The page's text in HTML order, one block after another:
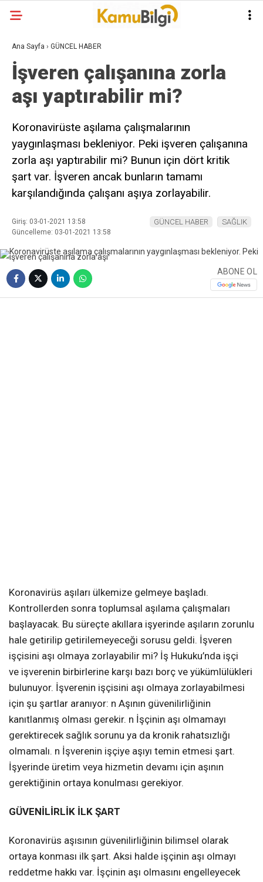
Ana Sayfa › GÜNCEL HABER
İşveren çalışanına zorla
aşı yaptırabilir mi?
Koronavirüste aşılama çalışmalarının
yaygınlaşması bekleniyor. Peki işveren çalışanına
zorla aşı yaptırabilir mi? Bunun için dört kritik
şart var. İşveren ancak bunların tamamı
karşılandığında çalışanı aşıya zorlayabilir.
Giriş: 03-01-2021 13:58
Güncelleme: 03-01-2021 13:58
GÜNCEL HABER SAĞLIK
ABONE OL
Koronavirüs aşıları ülkemize gelmeye başladı.
Kontrollerden sonra toplumsal aşılama çalışmaları
başlayacak. Bu süreçte akıllara işyerinde aşıların zorunlu
hale getirilip getirilemeyeceği sorusu geldi. İşveren
işçisini aşı olmaya zorlayabilir mi? İş Hukuku’nda işçi
ve işverenin birbirlerine karşı bazı borç ve yükümlülükleri
bulunuyor. İşverenin işçisini aşı olmaya zorlayabilmesi
için şu şartlar aranıyor: n Aşının güvenilirliğinin
kanıtlanmış olması gerekir. n İşçinin aşı olmamayı
gerektirecek sağlık sorunu ya da kronik rahatsızlığı
olmamalı. n İşverenin işçiye aşıyı temin etmesi şart.
İşyerinde üretim veya hizmetin devamı için aşının
gerektiğinin ortaya konulması gerekiyor.
GÜVENİLİRLİK İLK ŞART
Koronavirüs aşısının güvenilirliğinin bilimsel olarak
ortaya konması ilk şart. Aksi halde işçinin aşı olmayı
reddetme hakkı var. İşçinin aşı olmasını engelleyecek